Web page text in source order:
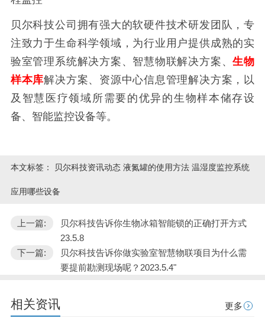
贝尔科技公司拥有强大的软硬件技术研发团队，专
注致力于生命科学领域，为行业用户提供成熟的实
验室管理系统解决方案、智慧物联解决方案、生物
样本库解决方案、资源中心信息管理解决方案，以
及智慧医疗领域所需要的优异的生物样本储存设
备、智能监控设备等。
本文标签： 贝尔科技资讯动态 液氮罐的使用方法 温湿度监控系统
应用哪些设备
上一篇:
贝尔科技告诉你生物冰箱智能锁的正确打开方式
23.5.8
下一篇:
贝尔科技告诉你做实验室智慧物联项目为什么需
要提前勘测现场呢？2023.5.4"
相关资讯 更多